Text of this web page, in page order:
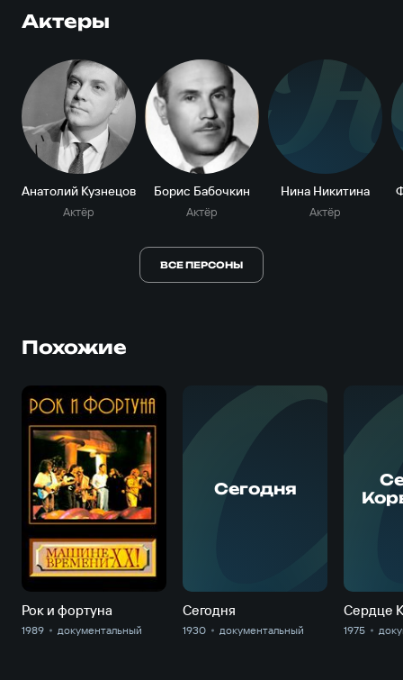
Актеры
Анатолий Кузнецов
Актёр
Борис Бабочкин
Актёр
Н
Нина Никитина
Актёр
ВСЕ ПЕРСОНЫ
Похожие
Рок и фортуна
1989 документальный С
Сегодня
Сегодня
1930 документальный
Сердце
1975